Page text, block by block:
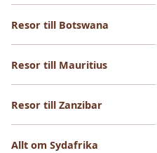
Resor till Botswana
Resor till Mauritius
Resor till Zanzibar
Allt om Sydafrika